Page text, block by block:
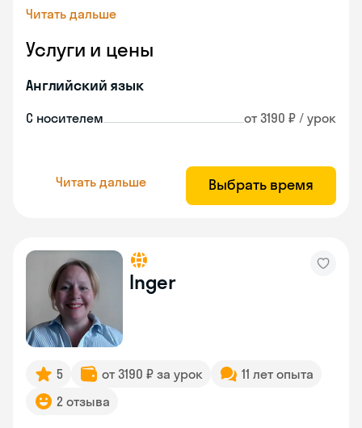
Читать дальше
Услуги и цены
Английский язык
С носителем от 3190 ₽ / урок
Читать дальше Выбрать время
Inger
5 от 3190 ₽ за урок
11 лет опыта
2 отзыва